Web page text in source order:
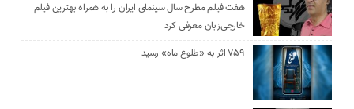
هفت فیلم مطرح سال سینمای ایران را به همراه بهترین فیلم
خارجی‌زبان معرفی کرد
۷۵۹ اثر به «طلوع ماه» رسید